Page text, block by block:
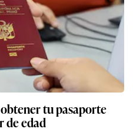
obtener tu pasaporte
de edad